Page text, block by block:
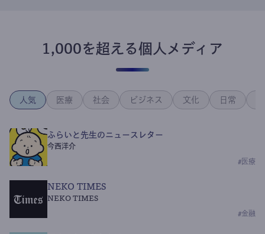
1,000を超える個人メディア
人気 医療 社会 ビジネス 文化 日常
ふらいと先生のニュースレター
今西洋介
# 医療
NEKO TIMES
NEKO TIMES
#金融